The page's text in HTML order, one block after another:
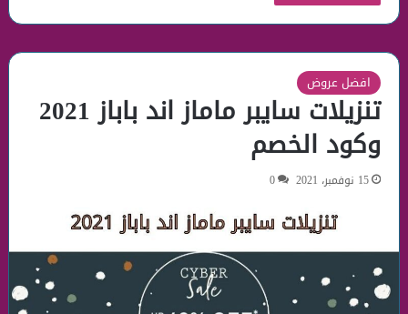
افضل عروض
تنزيلات سايبر ماماز اند باباز 2021
وكود الخصم
15 نوفمبر، 2021 0